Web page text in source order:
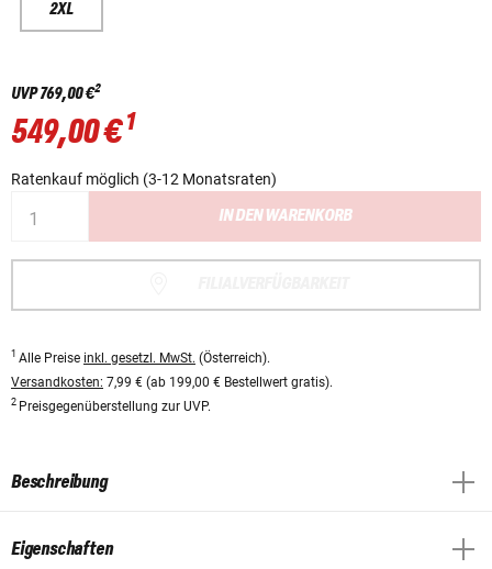
2XL
UVP769,00 €2
549,00 €1
Ratenkauf möglich (3-12 Monatsraten)
IN DEN WARENKORB
1 Alle Preise inkl. gesetzl. MwSt. (Österreich).
Versandkosten: 7,99 € (ab 199,00 € Bestellwert gratis).
2 Preisgegenüberstellung zur UVP.
Beschreibung
Eigenschaften